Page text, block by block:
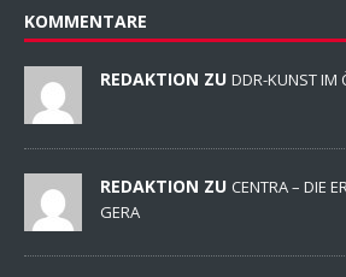
KOMMENTARE
REDAKTION ZU DDR-KUNST IM
REDAKTION ZU CENTRA – DIE
GERA